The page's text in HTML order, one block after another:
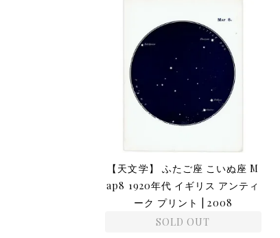
【天文学】 ふたご座 こいぬ座 M
ap8 1920年代 イギリス アンティ
ーク プリント | 2008
SOLD OUT